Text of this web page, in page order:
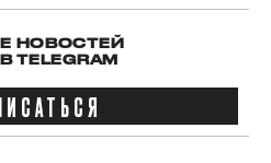
НОВОСТЕЙ